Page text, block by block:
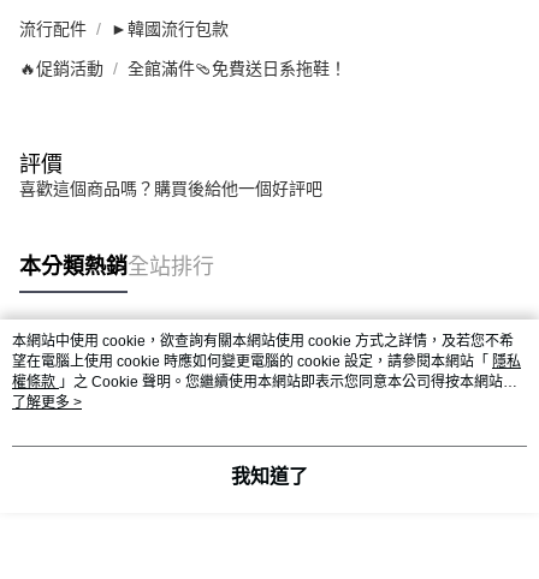
流行配件 ►韓國流行包款
🔥促銷活動 全館滿件🩴免費送日系拖鞋！
評價
喜歡這個商品嗎？購買後給他一個好評吧
本分類熱銷全站排行
熱門標籤
本網站中使用 cookie，欲查詢有關本網站使用 cookie 方式之詳情，及若您不希
望在電腦上使用 cookie 時應如何變更電腦的 cookie 設定，請參閱本網站「 隱私
權條款 」之 Cookie 聲明。您繼續使用本網站即表示您同意本公司得按本網站使
用條款之 Cookie 聲明使用 cookie。
了解更多 >
我知道了